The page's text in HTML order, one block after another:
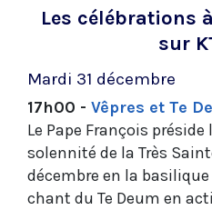
Les célébrations
sur
Mardi 31 décembre
17h00 - Vêpres et Te
Le Pape François préside
solennité de la Très
décembre en la
chant du Te Deum en